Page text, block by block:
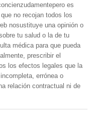
es
no recojan todos los
nosustituye una opinión o
tu salud o la de tu
médica para que pueda
prescribir el
los efectos legales que la
errónea o
relación contractual ni de